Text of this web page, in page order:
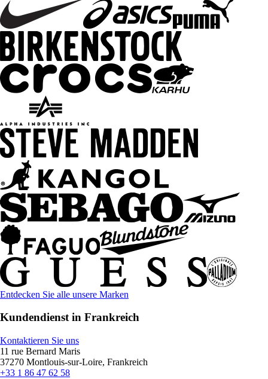
Entdecken Sie alle unsere Marken
Kundendienst in Frankreich
Kontaktieren Sie uns
11 rue Bernard Maris
37270 Montlouis-sur-Loire, Frankreich
+33 1 86 47 62 58